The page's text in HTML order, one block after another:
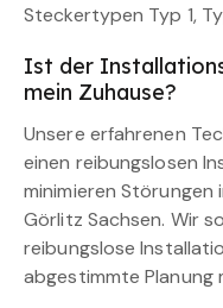
Steckertypen Typ 1,
Ist der
mein Zuhause?
Unsere erfahrenen
einen reibungslosen
minimieren Störungen
Görlitz Sachsen. Wir
reibungslose
abgestimmte Planung